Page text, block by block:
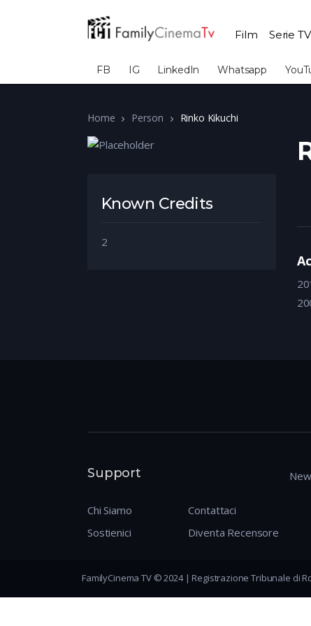
Film Serie TV
FB IG LinkedIn Whatsapp
Home Person Rinko Kikuchi
Known Credits
2
Support
Chi Siamo
Sostienici
Contattaci
Diventa Recensore
FamilyCinema TV © 2024 | Registrazione Tribunale di